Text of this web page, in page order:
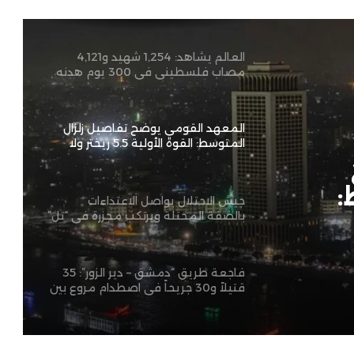
المعهد القومي يوضح تفاصيل زلزال
المتوسط: القوة الأولية 5.5 ريختر ولا
خسائر بالقاهرة
جيش الاحتلال يواصل الاعتداءات
بالضفة المحتلة ويرتكب مجزرة في “تل”
وحملات اعتقال واقتحامات واسعة
طالت 80 فلسطينياً
فاجعة طريق “دمشق – دير الزور”: 35
قتيلاً و30 جريحاً في اصطدام مروع بين
حافلتين بالبادية السورية
تصعيد عسكري متصاعد: الحوثيون
يعلنون استهداف منشآت لأرامكو
والجيش اليمني يشن غارات على
مواقعهم